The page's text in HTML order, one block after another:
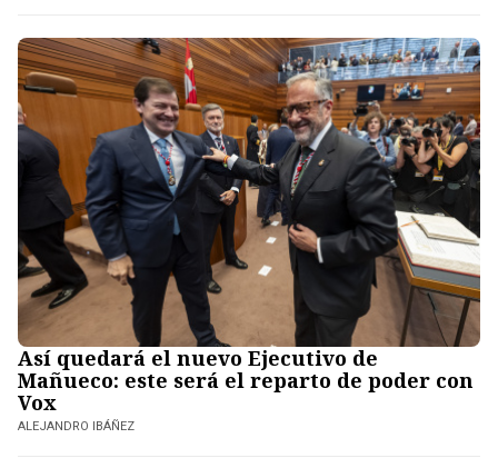
Así quedará el nuevo Ejecutivo de
Mañueco: este será el reparto de poder con
Vox
ALEJANDRO IBÁÑEZ